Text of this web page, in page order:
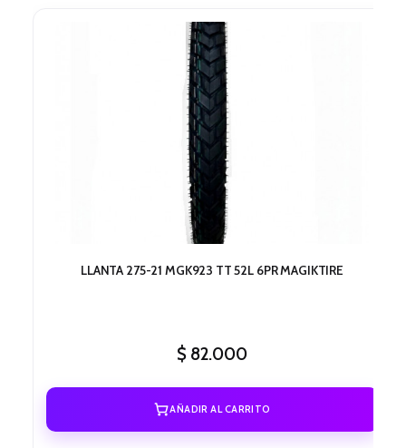
LLANTA 275-21 MGK923 TT 52L 6PR MAGIKTIRE
$ 82.000
AÑADIR AL CARRITO